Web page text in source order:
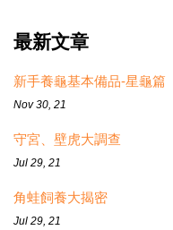
最新文章
新手養龜基本備品-星龜篇
Nov 30, 21
守宮、壁虎大調查
Jul 29, 21
角蛙飼養大揭密
Jul 29, 21